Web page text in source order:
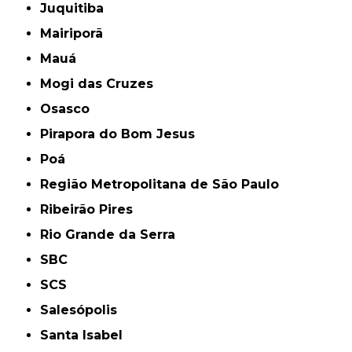
Juquitiba
Mairiporã
Mauá
Mogi das Cruzes
Osasco
Pirapora do Bom Jesus
Poá
Região Metropolitana de São Paulo
Ribeirão Pires
Rio Grande da Serra
SBC
SCS
Salesópolis
Santa Isabel